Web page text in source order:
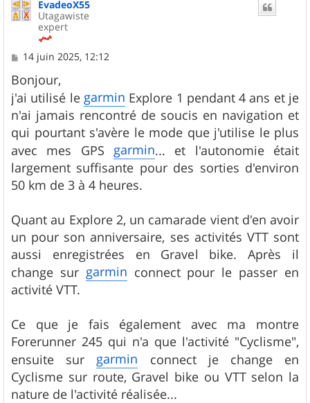
EvadeoX55
Utagawiste
expert
M
s
s
a
g
e
14 juin 2025, 12:12
Bonjour,
j'ai utilisé le garmin Explore 1 pendant 4 ans et je
n'ai jamais rencontré de soucis en navigation et
qui pourtant s'avère le mode que j'utilise le plus
avec mes GPS garmin... et l'autonomie était
largement suffisante pour des sorties d'environ
50 km de 3 à 4 heures.
Quant au Explore 2, un camarade vient d'en avoir
un pour son anniversaire, ses activités VTT sont
aussi enregistrées en Gravel bike. Après il
change sur garmin connect pour le passer en
activité VTT.
Ce que je fais également avec ma montre
Forerunner 245 qui n'a que l'activité "Cyclisme",
ensuite surgarmin connect je change en
Cyclisme sur route, Gravel bike ou VTT selon la
nature de l'activité réalisée...